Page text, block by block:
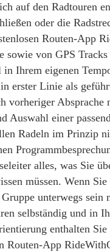
auf den Radtouren
oder die
Routen-App
sowie von GPS Tracks
Ihrem eigenen
erster Linie als
vorheriger Absprache
Auswahl einer
Radeln im Prinzip
alles, was Sie
müssen. Wenn
unterwegs sein
selbständig und in
enthalten Sie
Routen-App